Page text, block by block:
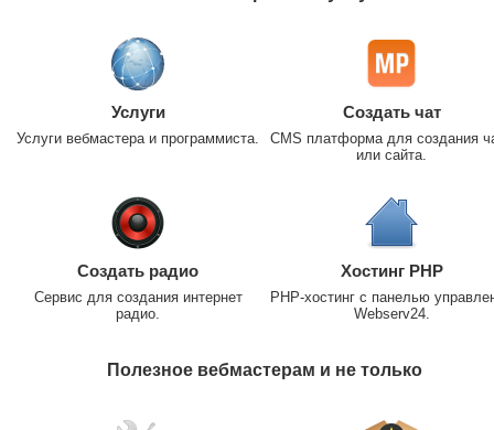
Услуги
Услуги вебмастера и программиста.
Создать чат
CMS платформа для создания
или сайта.
Создать радио
Сервис для создания интернет
радио.
Хостинг PHP
PHP-хостинг с панелью
Webserv24.
Полезное вебмастерам и не только